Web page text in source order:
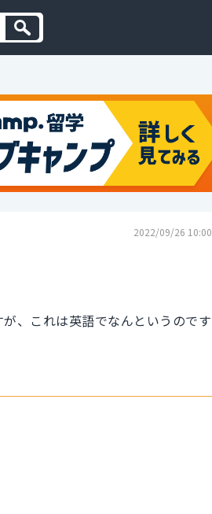
2022/09/26 10:00
、これは英語でなんというのです